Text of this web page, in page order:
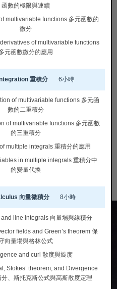
函數的極限與連續
multivariable functions 多元函數的
微分
of multivariable functions
元函數微分的應用
重積分 6小時
of multivariable functions 多元函
數的二重積分
of multivariable functions 多元函數
的三重積分
multiple integrals 重積分的應用
in multiple integrals 重積分中
的變量代換
向量微積分 8小時
and line integrals 向量場與線積分
fields and Green’s theorem 保
向量場與格林公式
and curl 散度與旋度
Stokes’ theorem, and Divergence
、斯托克斯公式與高斯散度定理